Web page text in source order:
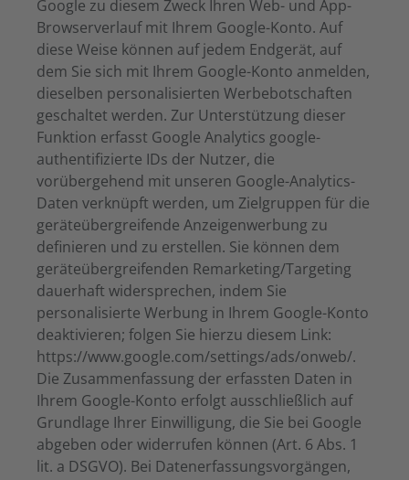
Google zu diesem Zweck Ihren Web- und App-
Browserverlauf mit Ihrem Google-Konto. Auf
diese Weise können auf jedem Endgerät, auf
dem Sie sich mit Ihrem Google-Konto anmelden,
dieselben personalisierten Werbebotschaften
geschaltet werden. Zur Unterstützung dieser
Funktion erfasst Google Analytics google-
authentifizierte IDs der Nutzer, die
vorübergehend mit unseren Google-Analytics-
Daten verknüpft werden, um Zielgruppen für die
geräteübergreifende Anzeigenwerbung zu
definieren und zu erstellen. Sie können dem
geräteübergreifenden Remarketing/Targeting
dauerhaft widersprechen, indem Sie
personalisierte Werbung in Ihrem Google-Konto
deaktivieren; folgen Sie hierzu diesem Link:
https://www.google.com/settings/ads/onweb/.
Die Zusammenfassung der erfassten Daten in
Ihrem Google-Konto erfolgt ausschließlich auf
Grundlage Ihrer Einwilligung, die Sie bei Google
abgeben oder widerrufen können (Art. 6 Abs. 1
lit. a DSGVO). Bei Datenerfassungsvorgängen,